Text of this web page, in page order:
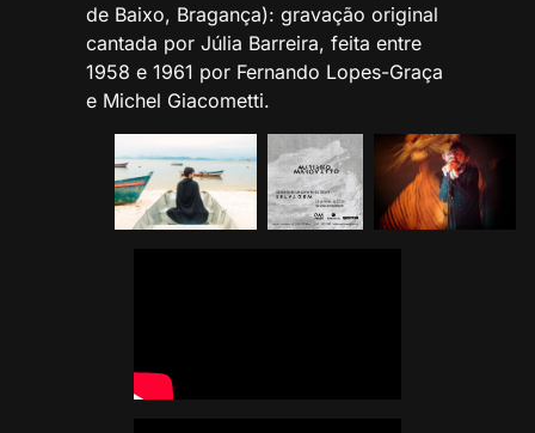
de Baixo, Bragança): gravação original
cantada por Júlia Barreira, feita entre
1958 e 1961 por Fernando Lopes-Graça
e Michel Giacometti.